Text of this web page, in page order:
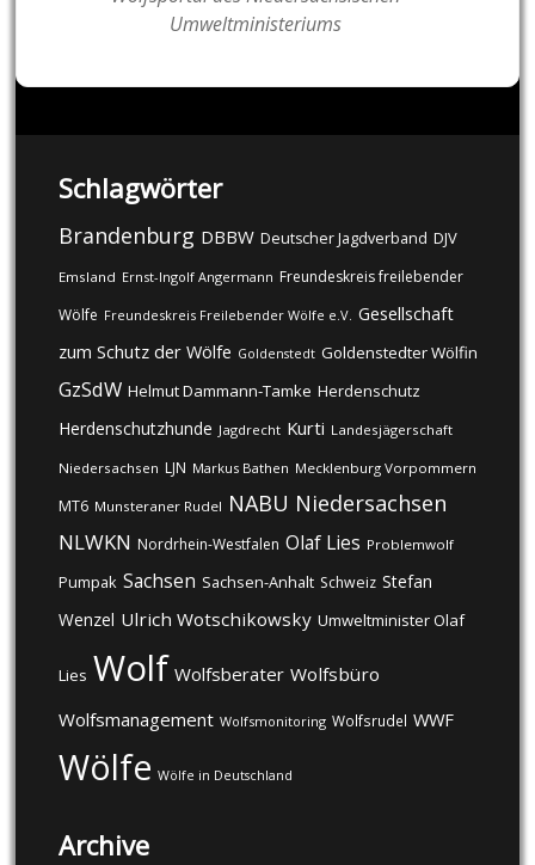
Umweltministeriums
Schlagwörter
Brandenburg DBBW Deutscher Jagdverband DJV
Emsland Ernst-Ingolf Angermann Freundeskreis freilebender
Wölfe Freundeskreis Freilebender Wölfe e.V. Gesellschaft
zum Schutz der Wölfe Goldenstedt Goldenstedter Wölfin
GzSdW Helmut Dammann-Tamke Herdenschutz
Herdenschutzhunde Jagdrecht Kurti Landesjägerschaft
Niedersachsen LJN Markus Bathen Mecklenburg Vorpommern
MT6 Munsteraner Rudel NABU Niedersachsen
NLWKN Nordrhein-Westfalen Olaf Lies Problemwolf
Pumpak Sachsen Sachsen-Anhalt Schweiz Stefan
Wenzel Ulrich Wotschikowsky Umweltminister Olaf
Lies Wolf Wolfsberater Wolfsbüro
Wolfsmanagement Wolfsmonitoring Wolfsrudel WWF
Wölfe Wölfe in Deutschland
Archive